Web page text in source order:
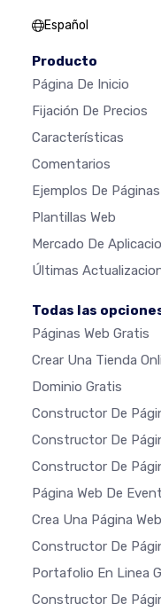
Español
Producto
Página De Inicio
Fijación De Precios
Características
Comentarios
Ejemplos De Páginas
Plantillas Web
Mercado De
Últimas
Todas las
Páginas Web Gratis
Crear Una Tienda
Dominio Gratis
Constructor De
Constructor De
Constructor De
Página Web De
Crea Una Página
Constructor De
Portafolio En Linea
Constructor De